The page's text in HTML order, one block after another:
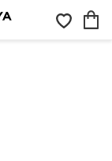
お
気
カ
ー